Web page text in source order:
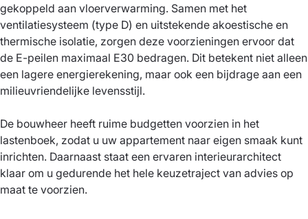
gekoppeld aan vloerverwarming. Samen met het
ventilatiesysteem (type D) en uitstekende akoestische en
thermische isolatie, zorgen deze voorzieningen ervoor dat
de E-peilen maximaal E30 bedragen. Dit betekent niet alleen
een lagere energierekening, maar ook een bijdrage aan een
milieuvriendelijke levensstijl.
De bouwheer heeft ruime budgetten voorzien in het
lastenboek, zodat u uw appartement naar eigen smaak kunt
inrichten. Daarnaast staat een ervaren interieurarchitect
klaar om u gedurende het hele keuzetraject van advies op
maat te voorzien.